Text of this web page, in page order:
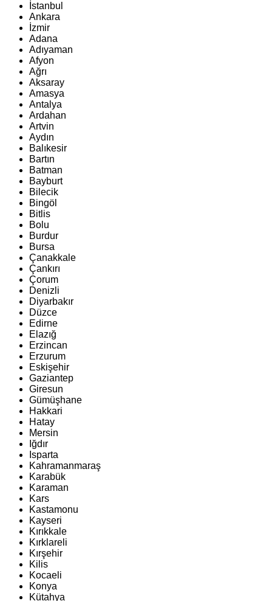
İstanbul
Ankara
İzmir
Adana
Adıyaman
Afyon
Ağrı
Aksaray
Amasya
Antalya
Ardahan
Artvin
Aydın
Balıkesir
Bartın
Batman
Bayburt
Bilecik
Bingöl
Bitlis
Bolu
Burdur
Bursa
Çanakkale
Çankırı
Çorum
Denizli
Diyarbakır
Düzce
Edirne
Elazığ
Erzincan
Erzurum
Eskişehir
Gaziantep
Giresun
Gümüşhane
Hakkari
Hatay
Mersin
Iğdır
Isparta
Kahramanmaraş
Karabük
Karaman
Kars
Kastamonu
Kayseri
Kırıkkale
Kırklareli
Kırşehir
Kilis
Kocaeli
Konya
Kütahya